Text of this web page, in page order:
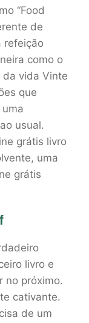
“Food
de
refeição
como o
da vida Vinte
que
usual.
grátis livro
uma
grátis
livro e
no próximo.
cativante.
de um